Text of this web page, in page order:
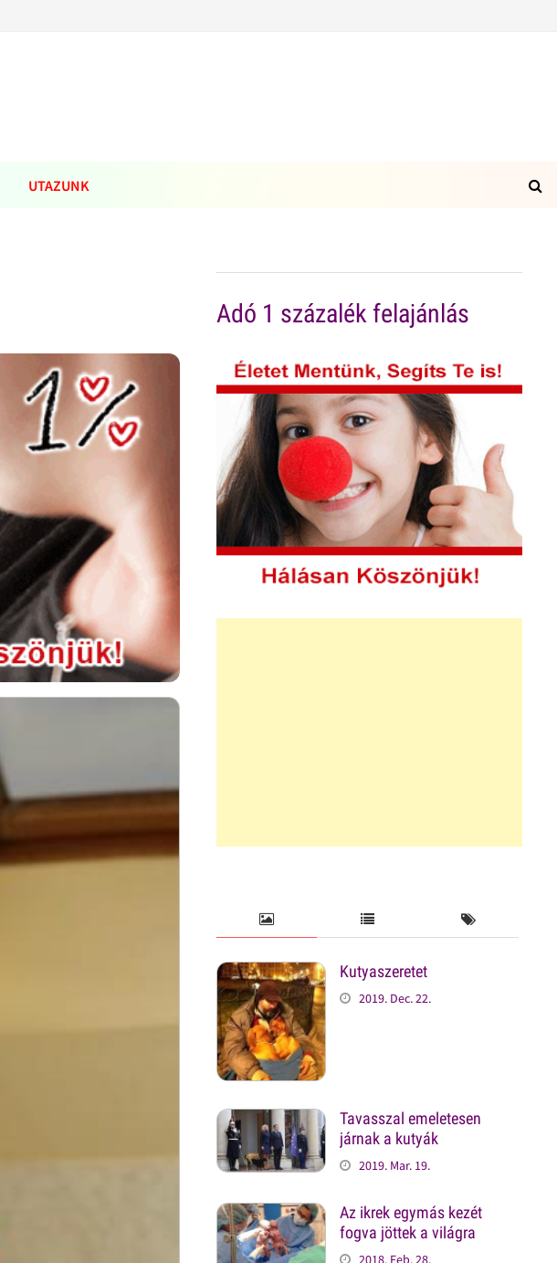
UTAZUNK
Adó 1 százalék felajánlás
Kutyaszeretet
2019. Dec. 22.
Tavasszal emeletesen
járnak a kutyák
2019. Mar. 19.
Az ikrek egymás kezét
fogva jöttek a világra
2018. Feb. 28.